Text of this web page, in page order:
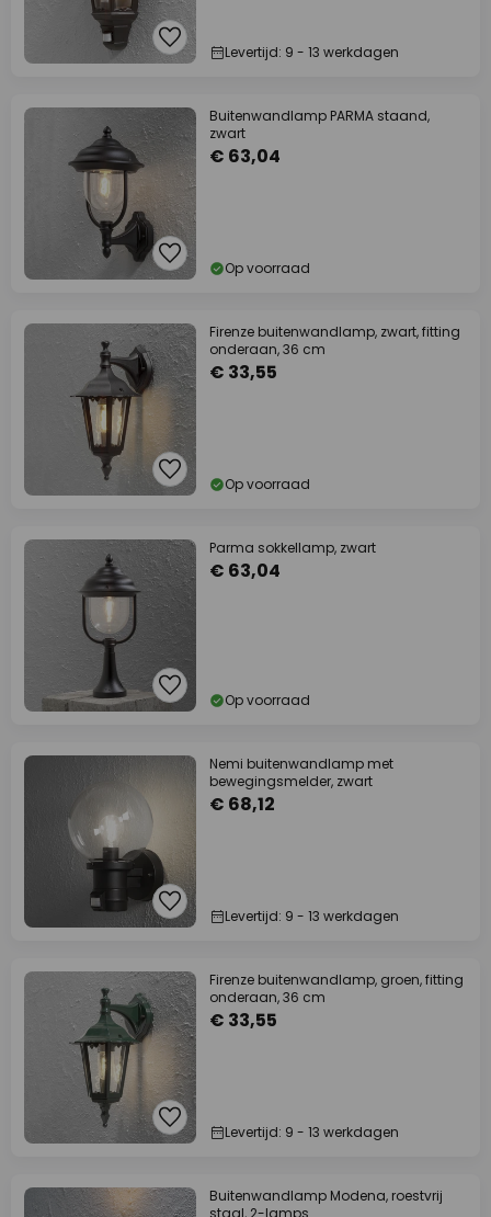
Levertijd: 9 - 13 werkdagen
Buitenwandlamp PARMA staand,
zwart
€ 63,04
Op voorraad
Firenze buitenwandlamp, zwart, fitting
onderaan, 36 cm
€ 33,55
Op voorraad
Parma sokkellamp, zwart
€ 63,04
Op voorraad
Nemi buitenwandlamp met
bewegingsmelder, zwart
€ 68,12
Levertijd: 9 - 13 werkdagen
Firenze buitenwandlamp, groen, fitting
onderaan, 36 cm
€ 33,55
Levertijd: 9 - 13 werkdagen
Buitenwandlamp Modena, roestvrij
staal, 2-lamps